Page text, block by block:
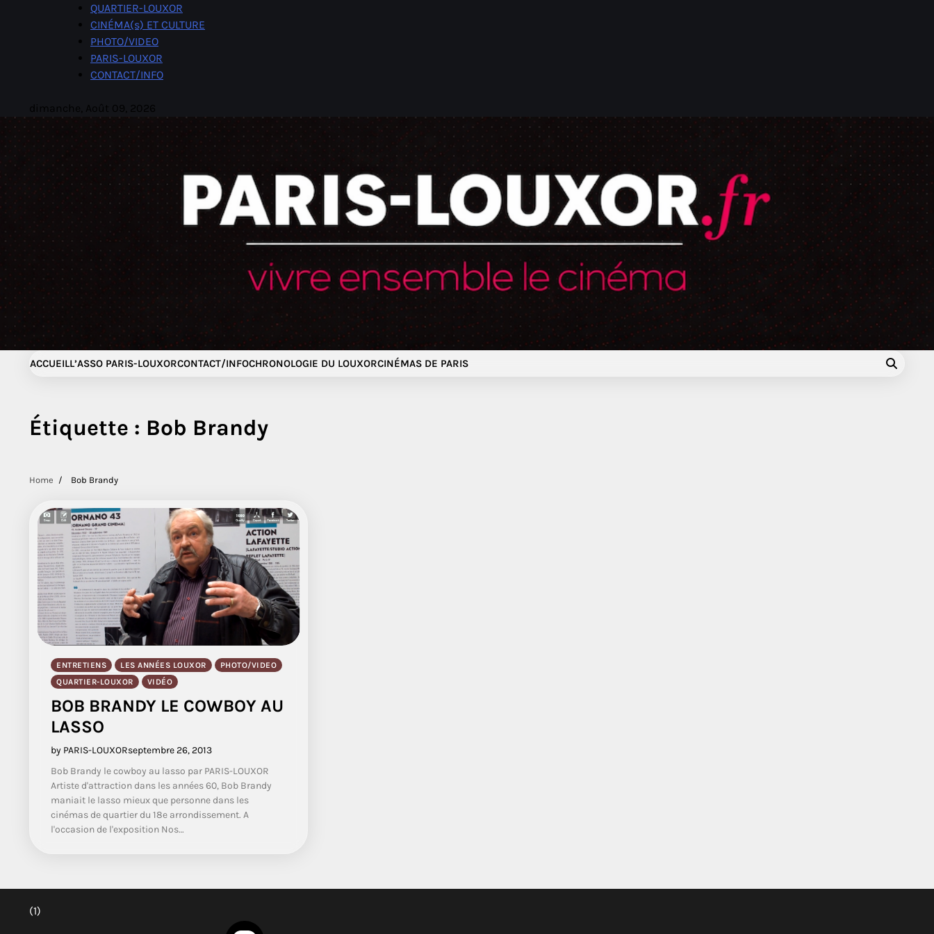
QUARTIER-LOUXOR
CINÉMA(s) ET CULTURE
PHOTO/VIDEO
PARIS-LOUXOR
CONTACT/INFO
dimanche, Août 09, 2026
ACCUEILL’ASSO PARIS-LOUXORCONTACT/INFOCHRONOLOGIE DU LOUXORCINÉMAS DE PARIS
Étiquette : Bob Brandy
Home Bob Brandy
ENTRETIENS LES ANNÉES LOUXOR
PHOTO/VIDEO
QUARTIER-LOUXOR
VIDÉO
BOB BRANDY LE COWBOY AU
LASSO
by PARIS-LOUXORseptembre 26, 2013
Bob Brandy le cowboy au lasso par PARIS-LOUXOR
Artiste d'attraction dans les années 60, Bob Brandy
maniait le lasso mieux que personne dans les
cinémas de quartier du 18e arrondissement. A
l'occasion de l'exposition Nos…
(1)